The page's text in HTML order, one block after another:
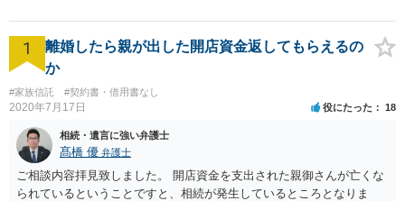
1
離婚したら親が出した開店資金返してもらえるの
か
#家族信託 #契約書・借用書なし
2020年7月17日 役にたった 18
相続・遺言に強い弁護士
髙橋 優 弁護士
ご相談内容拝見致しました。 開店資金を支出された親御さんが亡くな
られているということですと、相続が発生しているところとなりま